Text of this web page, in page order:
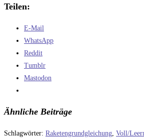
Teilen:
E-Mail
WhatsApp
Reddit
Tumblr
Mastodon
Ähnliche Beiträge
Schlagwörter: Raketengrundgleichung, Voll/